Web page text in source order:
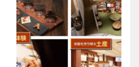
る・知る・考
える」 …
有馬温泉歴史
人物帖 ～其
の四拾壱～
油煙斎 貞柳
（ゆえんさい